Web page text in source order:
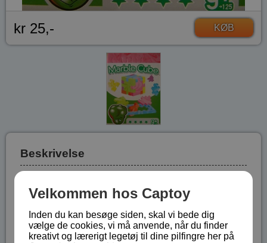
kr 25,- KØB
Beskrivelse
samles i en uendelighed. Terningens sidelængde er 4
medfølgende ramme.
Sværhedsgrad indenfor serien ****.
Velkommen hos Captoy
Inden du kan besøge siden, skal vi bede dig
vælge de cookies, vi må anvende, når du finder
kreativt og lærerigt legetøj til dine pilfingre her på